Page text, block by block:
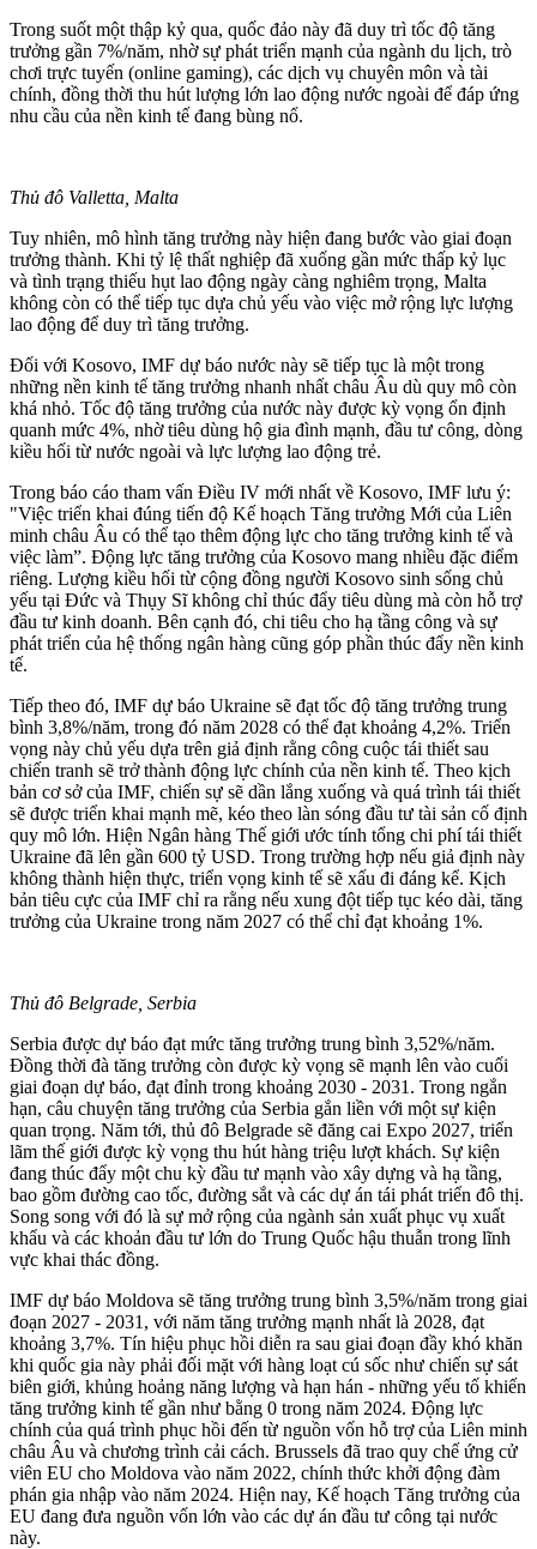
Trong suốt một thập kỷ qua, quốc đảo này đã duy trì tốc độ tăng
trưởng gần 7%/năm, nhờ sự phát triển mạnh của ngành du lịch, trò
chơi trực tuyến (online gaming), các dịch vụ chuyên môn và tài
chính, đồng thời thu hút lượng lớn lao động nước ngoài để đáp ứng
nhu cầu của nền kinh tế đang bùng nổ.
Thủ đô Valletta, Malta
Tuy nhiên, mô hình tăng trưởng này hiện đang bước vào giai đoạn
trưởng thành. Khi tỷ lệ thất nghiệp đã xuống gần mức thấp kỷ lục
và tình trạng thiếu hụt lao động ngày càng nghiêm trọng, Malta
không còn có thể tiếp tục dựa chủ yếu vào việc mở rộng lực lượng
lao động để duy trì tăng trưởng.
Đối với Kosovo, IMF dự báo nước này sẽ tiếp tục là một trong
những nền kinh tế tăng trưởng nhanh nhất châu Âu dù quy mô còn
khá nhỏ. Tốc độ tăng trưởng của nước này được kỳ vọng ổn định
quanh mức 4%, nhờ tiêu dùng hộ gia đình mạnh, đầu tư công, dòng
kiều hối từ nước ngoài và lực lượng lao động trẻ.
Trong báo cáo tham vấn Điều IV mới nhất về Kosovo, IMF lưu ý:
"Việc triển khai đúng tiến độ Kế hoạch Tăng trưởng Mới của Liên
minh châu Âu có thể tạo thêm động lực cho tăng trưởng kinh tế và
việc làm”. Động lực tăng trưởng của Kosovo mang nhiều đặc điểm
riêng. Lượng kiều hối từ cộng đồng người Kosovo sinh sống chủ
yếu tại Đức và Thụy Sĩ không chỉ thúc đẩy tiêu dùng mà còn hỗ trợ
đầu tư kinh doanh. Bên cạnh đó, chi tiêu cho hạ tầng công và sự
phát triển của hệ thống ngân hàng cũng góp phần thúc đẩy nền kinh
tế.
Tiếp theo đó, IMF dự báo Ukraine sẽ đạt tốc độ tăng trưởng trung
bình 3,8%/năm, trong đó năm 2028 có thể đạt khoảng 4,2%. Triển
vọng này chủ yếu dựa trên giả định rằng công cuộc tái thiết sau
chiến tranh sẽ trở thành động lực chính của nền kinh tế. Theo kịch
bản cơ sở của IMF, chiến sự sẽ dần lắng xuống và quá trình tái thiết
sẽ được triển khai mạnh mẽ, kéo theo làn sóng đầu tư tài sản cố định
quy mô lớn. Hiện Ngân hàng Thế giới ước tính tổng chi phí tái thiết
Ukraine đã lên gần 600 tỷ USD. Trong trường hợp nếu giả định này
không thành hiện thực, triển vọng kinh tế sẽ xấu đi đáng kể. Kịch
bản tiêu cực của IMF chỉ ra rằng nếu xung đột tiếp tục kéo dài, tăng
trưởng của Ukraine trong năm 2027 có thể chỉ đạt khoảng 1%.
Thủ đô Belgrade, Serbia
Serbia được dự báo đạt mức tăng trưởng trung bình 3,52%/năm.
Đồng thời đà tăng trưởng còn được kỳ vọng sẽ mạnh lên vào cuối
giai đoạn dự báo, đạt đỉnh trong khoảng 2030 - 2031. Trong ngắn
hạn, câu chuyện tăng trưởng của Serbia gắn liền với một sự kiện
quan trọng. Năm tới, thủ đô Belgrade sẽ đăng cai Expo 2027, triển
lãm thế giới được kỳ vọng thu hút hàng triệu lượt khách. Sự kiện
đang thúc đẩy một chu kỳ đầu tư mạnh vào xây dựng và hạ tầng,
bao gồm đường cao tốc, đường sắt và các dự án tái phát triển đô thị.
Song song với đó là sự mở rộng của ngành sản xuất phục vụ xuất
khẩu và các khoản đầu tư lớn do Trung Quốc hậu thuẫn trong lĩnh
vực khai thác đồng.
IMF dự báo Moldova sẽ tăng trưởng trung bình 3,5%/năm trong giai
đoạn 2027 - 2031, với năm tăng trưởng mạnh nhất là 2028, đạt
khoảng 3,7%. Tín hiệu phục hồi diễn ra sau giai đoạn đầy khó khăn
khi quốc gia này phải đối mặt với hàng loạt cú sốc như chiến sự sát
biên giới, khủng hoảng năng lượng và hạn hán - những yếu tố khiến
tăng trưởng kinh tế gần như bằng 0 trong năm 2024. Động lực
chính của quá trình phục hồi đến từ nguồn vốn hỗ trợ của Liên minh
châu Âu và chương trình cải cách. Brussels đã trao quy chế ứng cử
viên EU cho Moldova vào năm 2022, chính thức khởi động đàm
phán gia nhập vào năm 2024. Hiện nay, Kế hoạch Tăng trưởng của
EU đang đưa nguồn vốn lớn vào các dự án đầu tư công tại nước
này.